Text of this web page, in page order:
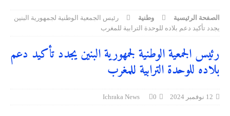
الصفحة الرئيسية وطنية
رئيس الجمعية الوطنية لجمهورية البنين
يجدد تأكيد دعم بلاده للوحدة الترابية للمغرب
رئيس الجمعية الوطنية لجمهورية البنين يجدد تأكيد دعم
بلاده للوحدة الترابية للمغرب
12 نوفمبر 2024 Ichraka News 0